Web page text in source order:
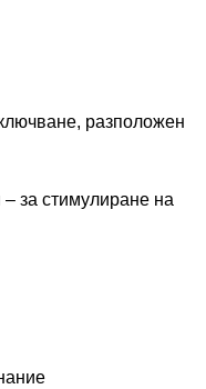
разположен
– за стимулиране на